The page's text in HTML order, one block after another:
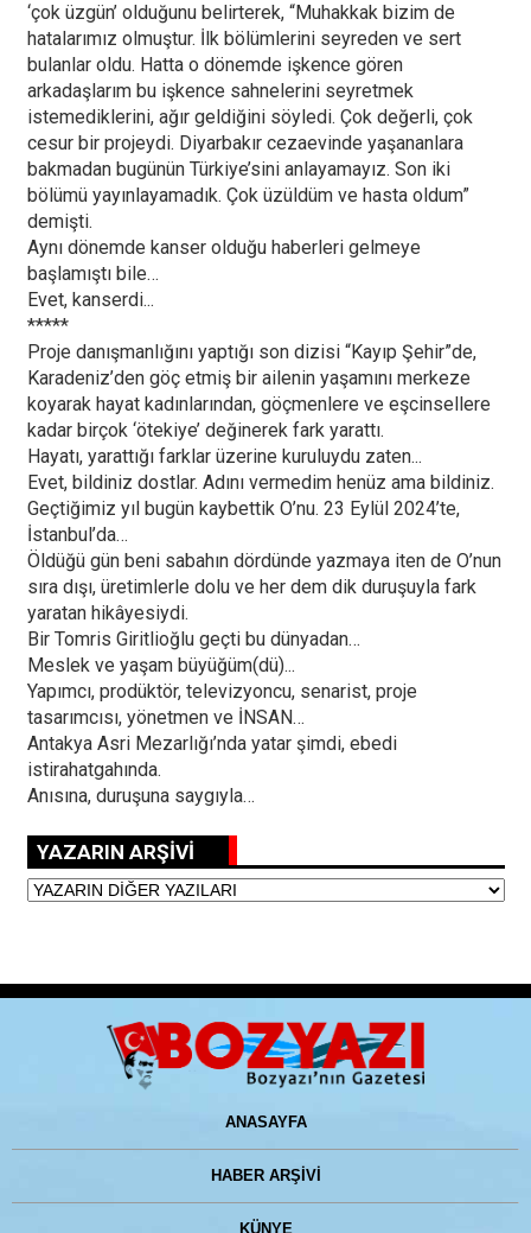
‘çok üzgün’ olduğunu belirterek, “Muhakkak bizim de
hatalarımız olmuştur. İlk bölümlerini seyreden ve sert
bulanlar oldu. Hatta o dönemde işkence gören
arkadaşlarım bu işkence sahnelerini seyretmek
istemediklerini, ağır geldiğini söyledi. Çok değerli, çok
cesur bir projeydi. Diyarbakır cezaevinde yaşananlara
bakmadan bugünün Türkiye’sini anlayamayız. Son iki
bölümü yayınlayamadık. Çok üzüldüm ve hasta oldum”
demişti.
Aynı dönemde kanser olduğu haberleri gelmeye
başlamıştı bile…
Evet, kanserdi...
*****
Proje danışmanlığını yaptığı son dizisi “Kayıp Şehir”de,
Karadeniz’den göç etmiş bir ailenin yaşamını merkeze
koyarak hayat kadınlarından, göçmenlere ve eşcinsellere
kadar birçok ‘ötekiye’ değinerek fark yarattı.
Hayatı, yarattığı farklar üzerine kuruluydu zaten...
Evet, bildiniz dostlar. Adını vermedim henüz ama bildiniz.
Geçtiğimiz yıl bugün kaybettik O’nu. 23 Eylül 2024’te,
İstanbul’da…
Öldüğü gün beni sabahın dördünde yazmaya iten de O’nun
sıra dışı, üretimlerle dolu ve her dem dik duruşuyla fark
yaratan hikâyesiydi.
Bir Tomris Giritlioğlu geçti bu dünyadan…
Meslek ve yaşam büyüğüm(dü)...
Yapımcı, prodüktör, televizyoncu, senarist, proje
tasarımcısı, yönetmen ve İNSAN…
Antakya Asri Mezarlığı’nda yatar şimdi, ebedi
istirahatgahında.
Anısına, duruşuna saygıyla…
YAZARIN ARŞİVİ
ANASAYFA
HABER ARŞİVİ
KÜNYE